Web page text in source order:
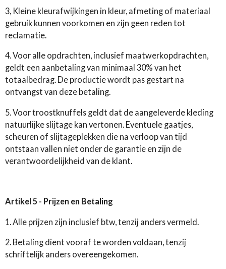
3, Kleine kleurafwijkingen in kleur, afmeting of materiaal
gebruik kunnen voorkomen en zijn geen reden tot
reclamatie.
4. Voor alle opdrachten, inclusief maatwerkopdrachten,
geldt een aanbetaling van minimaal 30% van het
totaalbedrag. De productie wordt pas gestart na
ontvangst van deze betaling.
5. Voor troostknuffels geldt dat de aangeleverde kleding
natuurlijke slijtage kan vertonen. Eventuele gaatjes,
scheuren of slijtageplekken die na verloop van tijd
ontstaan vallen niet onder de garantie en zijn de
verantwoordelijkheid van de klant.
Artikel 5 - Prijzen en Betaling
1. Alle prijzen zijn inclusief btw, tenzij anders vermeld.
2. Betaling dient vooraf te worden voldaan, tenzij
schriftelijk anders overeengekomen.